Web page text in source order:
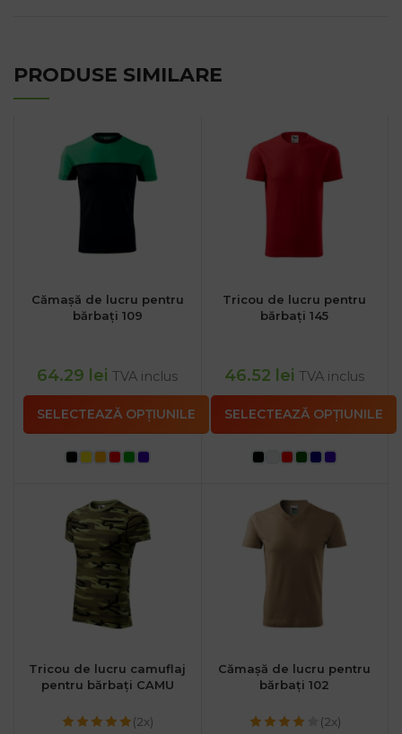
PRODUSE SIMILARE
Cămașă de lucru pentru
bărbați 109
64.29 lei TVA inclus
SELECTEAZĂ OPȚIUNILE
Tricou de lucru pentru
bărbați 145
46.52 lei TVA inclus
SELECTEAZĂ OPȚIUNILE
Tricou de lucru camuflaj
pentru bărbați CAMU
(2x)
Cămașă de lucru pentru
bărbați 102
(2x)